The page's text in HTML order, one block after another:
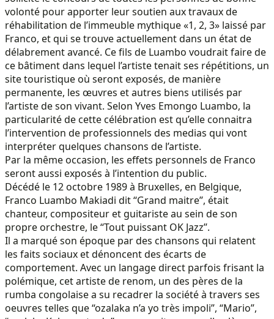
volonté pour apporter leur soutien aux travaux de
réhabilitation de l’immeuble mythique «1, 2, 3» laissé par
Franco, et qui se trouve actuellement dans un état de
délabrement avancé. Ce fils de Luambo voudrait faire de
ce bâtiment dans lequel l’artiste tenait ses répétitions, un
site touristique où seront exposés, de manière
permanente, les œuvres et autres biens utilisés par
l’artiste de son vivant. Selon Yves Emongo Luambo, la
particularité de cette célébration est qu’elle connaitra
l’intervention de professionnels des medias qui vont
interpréter quelques chansons de l’artiste.
Par la même occasion, les effets personnels de Franco
seront aussi exposés à l’intention du public.
Décédé le 12 octobre 1989 à Bruxelles, en Belgique,
Franco Luambo Makiadi dit ‘‘Grand maitre’’, était
chanteur, compositeur et guitariste au sein de son
propre orchestre, le ‘‘Tout puissant OK Jazz’’.
Il a marqué son époque par des chansons qui relatent
les faits sociaux et dénoncent des écarts de
comportement. Avec un langage direct parfois frisant la
polémique, cet artiste de renom, un des pères de la
rumba congolaise a su recadrer la société à travers ses
oeuvres telles que “ozalaka n’a yo très impoli”, “Mario”,